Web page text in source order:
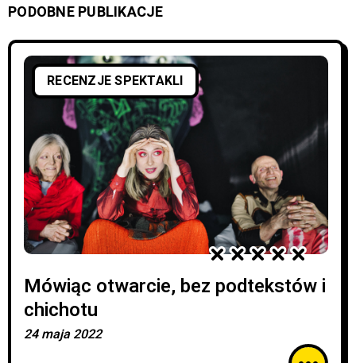
PODOBNE PUBLIKACJE
RECENZJE SPEKTAKLI
Mówiąc otwarcie, bez podtekstów i
chichotu
24 maja 2022